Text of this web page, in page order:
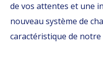
de vos attentes et une
nouveau système de
caractéristique de